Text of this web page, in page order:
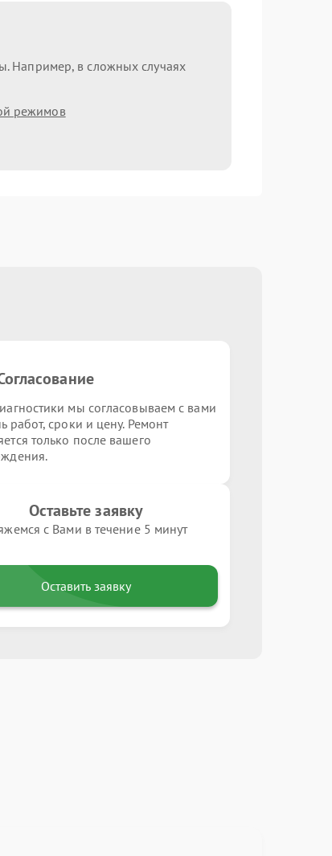
Например, в сложных случаях
режимов
мы согласовываем с вами
работ, сроки и цену. Ремонт
только после вашего
Оставьте заявку
с Вами в течение 5 минут
Оставить заявку